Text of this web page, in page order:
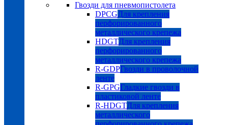
Гвозди для пневмопистолета
DPCGДля крепления
перфорированного
металлического крепежа
HDGTДля крепления
перфорированного
металлического крепежа
R-GDPГвозди в проволочной
ленте
R-GPGГладкие гвозди в
пластиковой ленте
R-HDGTДля крепления
металлического